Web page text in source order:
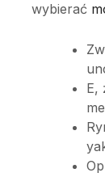
wybierać
E,